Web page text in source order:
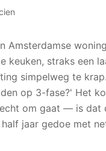
Amsterdamse
keuken, straks een
simpelweg te
op 3-fase?' Het
om gaat — is dat
jaar gedoe met